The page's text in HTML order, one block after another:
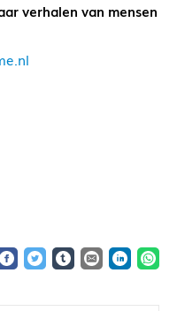
verhalen van mensen